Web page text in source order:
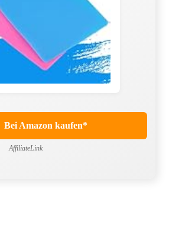
Bei Amazon kaufen*
AffiliateLink